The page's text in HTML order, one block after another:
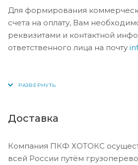
Для формирования
счета на оплату, Вам
реквизитами и контактной
ответственного лица на почту
Доставка
Компания ПКФ ХОТОКС
всей России путём